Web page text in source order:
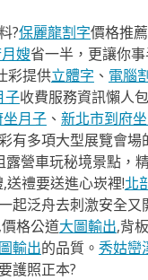
?保麗龍割字價格推
嫂省一半，更讓你
彩提供立體字 、 電腦
子收費服務資訊懶人
月子、 新北市到府
有多項大型展覽會場
營車玩秘境景點，
送禮要送進心崁裡!北
起泛舟去​刺激安全
格公道大圖輸出,背
輸出的品質。 秀姑巒
護照正本?